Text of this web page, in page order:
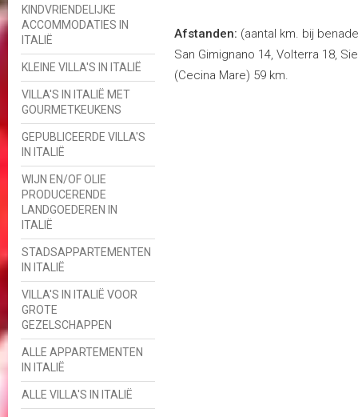
KINDVRIENDELIJKE
ACCOMMODATIES IN
ITALIË
KLEINE VILLA'S IN ITALIË
VILLA'S IN ITALIË MET
GOURMETKEUKENS
GEPUBLICEERDE VILLA'S
IN ITALIË
WIJN EN/OF OLIE
PRODUCERENDE
LANDGOEDEREN IN
ITALIË
STADSAPPARTEMENTEN
IN ITALIË
VILLA'S IN ITALIË VOOR
GROTE
GEZELSCHAPPEN
ALLE APPARTEMENTEN
IN ITALIË
ALLE VILLA'S IN ITALIË
Afstanden: (aantal km. bij
San Gimignano 14, Volterra 18,
(Cecina Mare) 59 km.